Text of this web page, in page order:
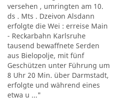
versehen , umringten am 10.
ds . Mts . Dzeivon Alsdann
erfolgte die Wei : erreise Main
- Reckarbahn Karlsruhe
tausend bewaffnete Serden
aus Bielopolje, mit fünf
Geschützen unter Führung um
8 Uhr 20 Min. über Darmstadt,
erfolgte und während eines
etwa u ..."